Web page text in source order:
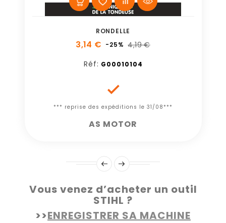
RONDELLE
3,14 € -25% 4,19 €
Réf: G00010104

*** reprise des expéditions le 31/08***
AS MOTOR
Vous venez d’acheter un outil
STIHL ?
>>ENREGISTRER SA MACHINE